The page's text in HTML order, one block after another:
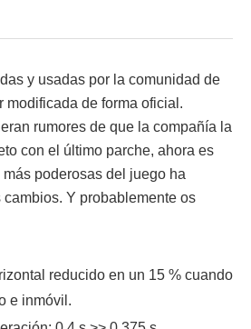
y usadas por la comunidad de
modificada de forma oficial.
rumores de que la compañía la
con el último parche, ahora es
poderosas del juego ha
Y probablemente os
reducido en un 15 % cuando
e inmóvil.